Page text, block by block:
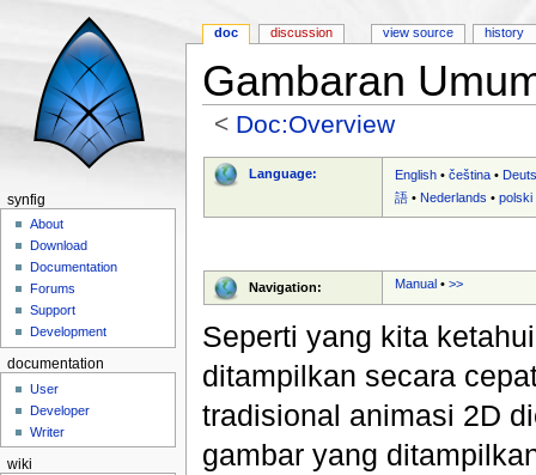
Gambaran
< Doc:Overview
Language: English •čeština •
語 •Nederlands •polski
Navigation: Manual •>>
Seperti yang kita
ditampilkan secara
tradisional animasi 2D
gambar yang
doc discussion view source history
synfig
About
Download
Documentation
Forums
Support
Development
documentation
User
Developer
Writer
wiki